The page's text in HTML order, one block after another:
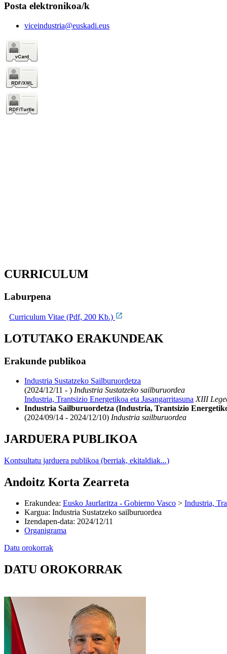
Posta elektronikoa/k
viceindustria@euskadi.eus
CURRICULUM
Laburpena
Curriculum Vitae (Pdf, 200 Kb.)
LOTUTAKO ERAKUNDEAK
Erakunde publikoa
Industria Sustatzeko Sailburuordetza
(2024/12/11 - ) Industria Sustatzeko sailburuordea
Industria, Trantsizio Energetikoa eta Jasangarritasuna XIII
Industria Sailburuordetza (Industria, Trantsizio
(2024/09/14 - 2024/12/10) Industria sailburuordea
JARDUERA PUBLIKOA
Kontsultatu jarduera publikoa (berriak, ekitaldiak...)
Andoitz Korta Zearreta
Erakundea: Eusko Jaurlaritza - Gobierno Vasco > Industria,
Kargua: Industria Sustatzeko sailburuordea
Izendapen-data: 2024/12/11
Organigrama
Datu orokorrak
DATU OROKORRAK